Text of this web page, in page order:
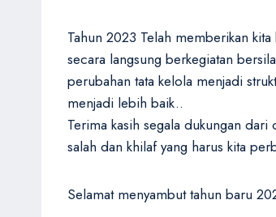
Tahun 2023 Telah memberikan
secara langsung berkegiatan
perubahan tata kelola menjadi
menjadi lebih baik..
Terima kasih segala dukungan
salah dan khilaf yang harus kita
Selamat menyambut tahun baru